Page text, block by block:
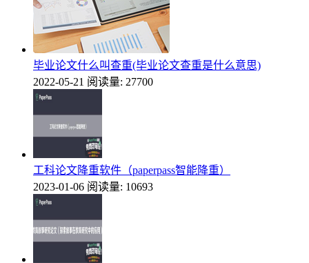
毕业论文什么叫查重(毕业论文查重是什么意思)
2022-05-21 阅读量: 27700
工科论文降重软件（paperpass智能降重）
2023-01-06 阅读量: 10693